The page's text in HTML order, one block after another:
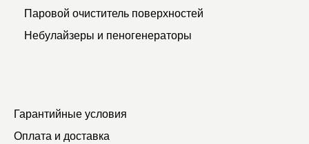
Паровой очиститель поверхностей
Небулайзеры и пеногенераторы
Гарантийные условия
Оплата и доставка